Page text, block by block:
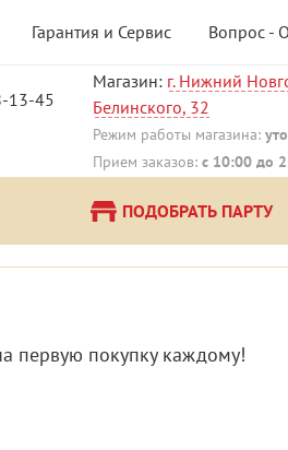
Гарантия и Сервис Вопрос -
13-45
Магазин: г. Нижний
Белинского, 32
Режим работы магазина:
Прием заказов: с 10:00 до
ПОДОБРАТЬ ПАРТУ
первую покупку каждому!